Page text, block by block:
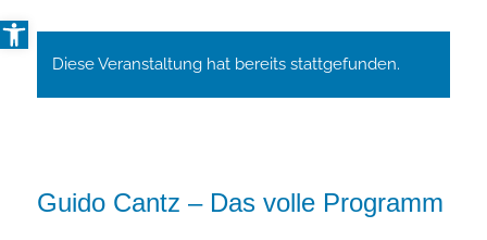
Open toolbar
Diese Veranstaltung hat bereits stattgefunden.
Guido Cantz – Das volle Programm